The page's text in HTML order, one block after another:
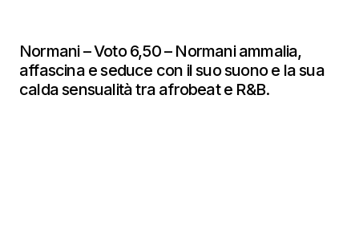
Normani – Voto 6,50 – Normani ammalia,
affascina e seduce con il suo suono e la sua
calda sensualità tra afrobeat e R&B.